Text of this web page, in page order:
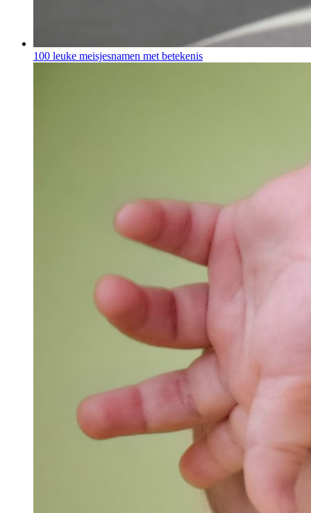
100 leuke meisjesnamen met betekenis